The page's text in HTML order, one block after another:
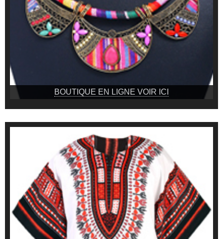
BOUTIQUE EN LIGNE VOIR ICI